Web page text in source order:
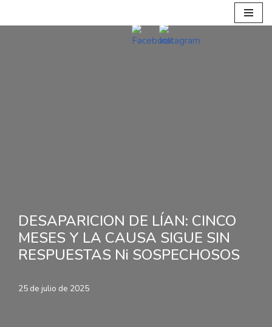
DESAPARICION DE LÍAN: CINCO
MESES Y LA CAUSA SIGUE SIN
RESPUESTAS Ni SOSPECHOSOS
25 de julio de 2025